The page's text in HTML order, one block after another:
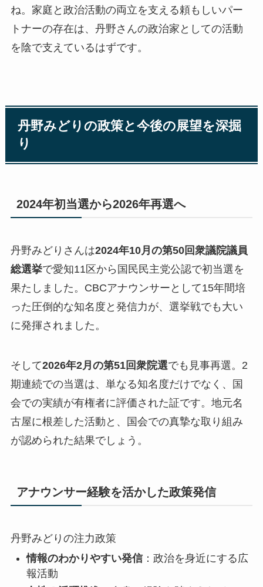
ね。家庭と政治活動の両立を支える頼もしいパー
トナーの存在は、丹野さんの政治家としての活動
を陰で支えているはずです。
丹野みどりの政策と今後の展望を深掘
り
2024年初当選から2026年再選へ
丹野みどりさんは2024年10月の第50回衆議院議員
総選挙で愛知11区から国民民主党公認で初当選を
果たしました。CBCアナウンサーとして15年間培
った圧倒的な知名度と発信力が、選挙戦でも大い
に発揮されました。
そして2026年2月の第51回衆院選でも見事再選。2
期連続での当選は、 単なる知名度だけでなく、国
会での実績が有権者に評価された証です。地元名
古屋に根差した活動と、国会での真摯な取り組み
が認められた結果でしょう。
アナウンサー経験を活かした政策発信
丹野みどりの注力政策
情報のわかりやすい発信：政治を身近にする広
報活動